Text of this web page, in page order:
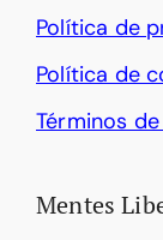
Política de
Política de
Términos
Mentes